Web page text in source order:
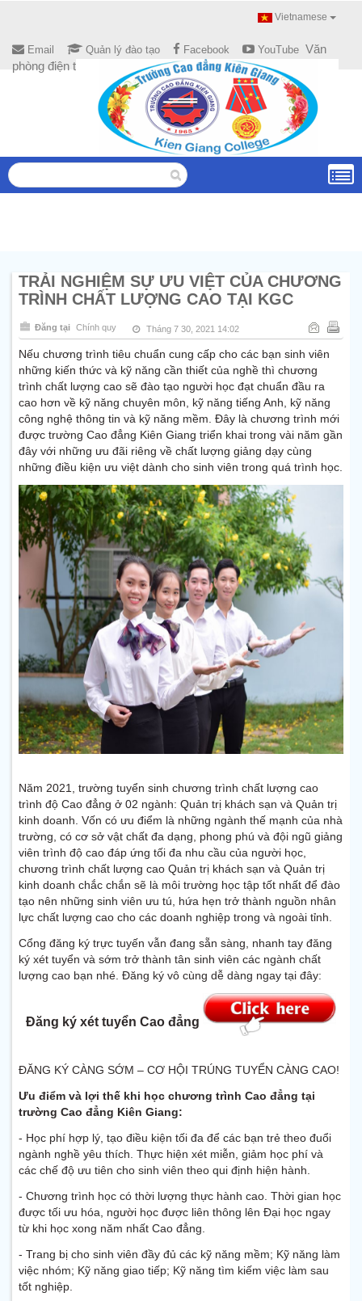
Vietnamese
Email Quản lý đào tạo Facebook YouTube Văn
phòng điện tử
TRẢI NGHIỆM SỰ ƯU VIỆT CỦA CHƯƠNG
TRÌNH CHẤT LƯỢNG CAO TẠI KGC
Đăng tại Chính quy Tháng 7 30, 2021 14:02
Nếu chương trình tiêu chuẩn cung cấp cho các bạn sinh viên
những kiến thức và kỹ năng cần thiết của nghề thì chương
trình chất lượng cao sẽ đào tạo người học đạt chuẩn đầu ra
cao hơn về kỹ năng chuyên môn, kỹ năng tiếng Anh, kỹ năng
công nghệ thông tin và kỹ năng mềm. Đây là chương trình mới
được trường Cao đẳng Kiên Giang triển khai trong vài năm gần
đây với những ưu đãi riêng về chất lượng giảng dạy cùng
những điều kiện ưu việt dành cho sinh viên trong quá trình học.
Năm 2021, trường tuyển sinh chương trình chất lượng cao
trình độ Cao đẳng ở 02 ngành: Quản trị khách sạn và Quản trị
kinh doanh. Vốn có ưu điểm là những ngành thế mạnh của nhà
trường, có cơ sở vật chất đa dạng, phong phú và đội ngũ giảng
viên trình độ cao đáp ứng tối đa nhu cầu của người học,
chương trình chất lượng cao Quản trị khách sạn và Quản trị
kinh doanh chắc chắn sẽ là môi trường học tập tốt nhất để đào
tạo nên những sinh viên ưu tú, hứa hẹn trở thành nguồn nhân
lực chất lượng cao cho các doanh nghiệp trong và ngoài tỉnh.
Cổng đăng ký trực tuyến vẫn đang sẵn sàng, nhanh tay đăng
ký xét tuyển và sớm trở thành tân sinh viên các ngành chất
lượng cao bạn nhé. Đăng ký vô cùng dễ dàng ngay tại đây:
Đăng ký xét tuyển Cao đẳng
ĐĂNG KÝ CÀNG SỚM – CƠ HỘI TRÚNG TUYỂN CÀNG CAO!
Ưu điểm và lợi thế khi học chương trình Cao đẳng tại
trường Cao đẳng Kiên Giang:
- Học phí hợp lý, tạo điều kiện tối đa để các bạn trẻ theo đuổi
ngành nghề yêu thích. Thực hiện xét miễn, giảm học phí và
các chế độ ưu tiên cho sinh viên theo qui định hiện hành.
- Chương trình học có thời lượng thực hành cao. Thời gian học
được tối ưu hóa, người học được liên thông lên Đại học ngay
từ khi học xong năm nhất Cao đẳng.
- Trang bị cho sinh viên đầy đủ các kỹ năng mềm; Kỹ năng làm
việc nhóm; Kỹ năng giao tiếp; Kỹ năng tìm kiếm việc làm sau
tốt nghiệp.